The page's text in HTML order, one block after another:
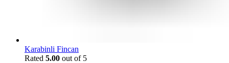
Karabinli Fincan
Rated 5.00 out of 5